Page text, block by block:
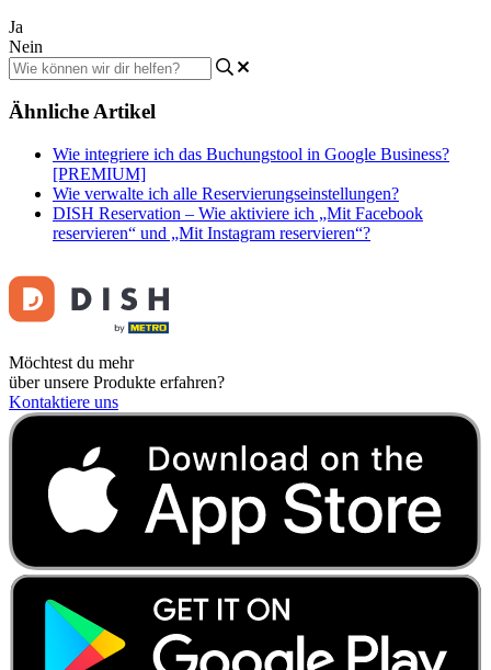
Ja
Nein
Ähnliche Artikel
Wie integriere ich das Buchungstool in Google Business?
[PREMIUM]
Wie verwalte ich alle Reservierungseinstellungen?
DISH Reservation – Wie aktiviere ich „Mit Facebook
reservieren“ und „Mit Instagram reservieren“?
Möchtest du mehr
über unsere Produkte erfahren?
Kontaktiere uns